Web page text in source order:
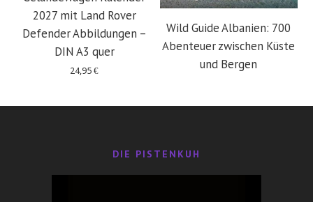
2027 mit Land Rover
Defender Abbildungen –
DIN A3 quer
24,95€
Wild Guide Albanien: 700
Abenteuer zwischen Küste
und Bergen
DIE PISTENKUH